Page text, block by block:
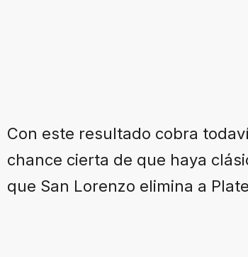
Con este resultado cobra
chance cierta de que haya
que San Lorenzo elimina a